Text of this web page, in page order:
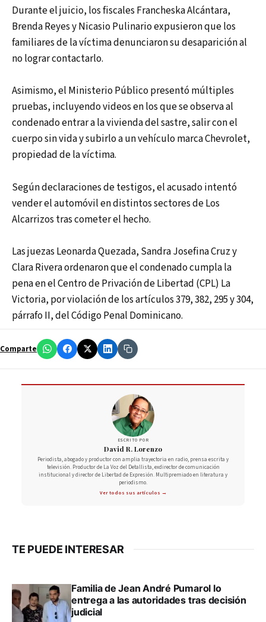
Durante el juicio, los fiscales Francheska Alcántara,
Brenda Reyes y Nicasio Pulinario expusieron que los
familiares de la víctima denunciaron su desaparición al
no lograr contactarlo.
Asimismo, el Ministerio Público presentó múltiples
pruebas, incluyendo videos en los que se observa al
condenado entrar a la vivienda del sastre, salir con el
cuerpo sin vida y subirlo a un vehículo marca Chevrolet,
propiedad de la víctima.
Según declaraciones de testigos, el acusado intentó
vender el automóvil en distintos sectores de Los
Alcarrizos tras cometer el hecho.
Las juezas Leonarda Quezada, Sandra Josefina Cruz y
Clara Rivera ordenaron que el condenado cumpla la
pena en el Centro de Privación de Libertad (CPL) La
Victoria, por violación de los artículos 379, 382, 295 y 304,
párrafo II, del Código Penal Dominicano.
Comparte
ESCRITO POR
David R. Lorenzo
Periodista, abogado y productor con amplia trayectoria en radio, prensa escrita y
televisión. Productor de La Voz del Detallista, exdirector de comunicación
institucional y director de Libertad de Expresión. Multipremiado en literatura y
periodismo.
Ver todos sus artículos →
TE PUEDE INTERESAR
Familia de Jean André Pumarol lo
entrega a las autoridades tras decisión
judicial